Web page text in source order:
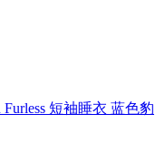
Furless 短袖睡衣 蓝色豹